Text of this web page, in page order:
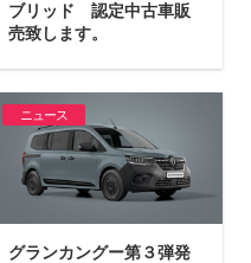
ブリッド 認定中古車販
売致します。
ニュース
グランカングー第３弾発